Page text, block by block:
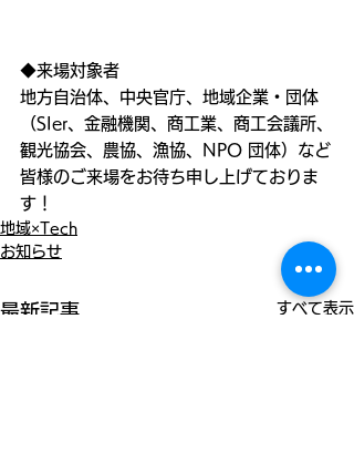
◆来場対象者
地方自治体、中央官庁、地域企業・団体
（SIer、金融機関、商工業、商工会議所、
観光協会、農協、漁協、NPO 団体）など
皆様のご来場をお待ち申し上げておりま
す！
地域×Tech
お知らせ
最新記事 すべて表示